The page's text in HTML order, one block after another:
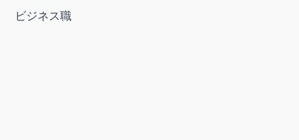
ビジネス職